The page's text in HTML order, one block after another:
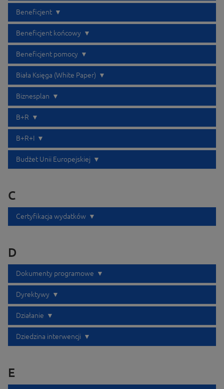
Beneficjent
Beneficjent końcowy
Beneficjent pomocy
Biała Księga (White Paper)
Biznesplan
B+R
B+R+I
Budżet Unii Europejskiej
C
Certyfikacja wydatków
D
Dokumenty programowe
Dyrektywy
Działanie
Dziedzina interwencji
E